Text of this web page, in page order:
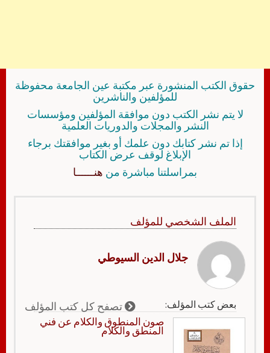
حقوق الكتب المنشورة عبر مكتبة عين الجامعة محفوظة
للمؤلفين والناشرين
لا يتم نشر الكتب دون موافقة المؤلفين ومؤسسات
النشر والمجلات والدوريات العلمية
إذا تم نشر كتابك دون علمك أو بغير موافقتك برجاء
الإبلاغ لوقف عرض الكتاب
بمراسلتنا مباشرة من هنــــــا
الملف الشخصي للمؤلف
جلال الدين السيوطي
بعض كتب المؤلف: تصفح كل كتب المؤلف
صون المنطوق والكلام عن فني
المنطق والكلام